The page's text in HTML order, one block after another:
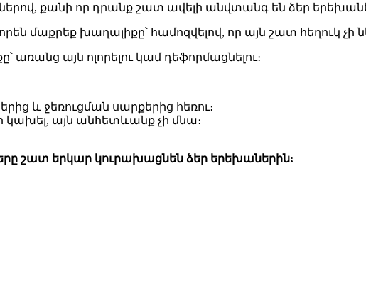
քանի որ դրանք շատ ավելի անվտանգ են ձեր
մաքրեք խաղալիքը՝ համոզվելով, որ այն շատ հեղուկ չի
առանց այն ոլորելու կամ դեֆորմացնելու։
և ջեռուցման սարքերից հեռու։
կախել, այն անհետևանք չի մնա։
շատ երկար կուրախացնեն ձեր երեխաներին: